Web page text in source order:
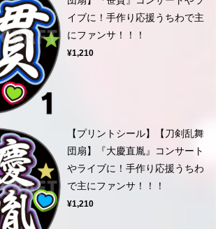
イブに！手作り応援うちわで主
にファンサ！！！
¥1,210
【プリントシール】【刀剣乱舞
団扇】『大慶直胤』コンサート
やライブに！手作り応援うちわ
で主にファンサ！！！
¥1,210